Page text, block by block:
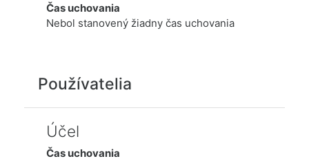
Čas uchovania
Nebol stanovený žiadny čas uchovania
Používatelia
Účel
Čas uchovania